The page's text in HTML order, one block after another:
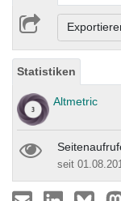
Statistiken
Altmetric
seit